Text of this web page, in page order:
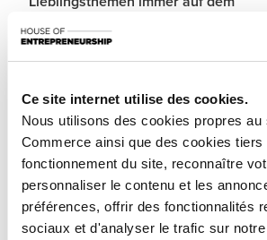
Ce site internet utilise des cookies.
Nous utilisons des cookies propres au
Commerce ainsi que des cookies tiers
fonctionnement du site, reconnaître
personnaliser le contenu et les
préférences, offrir des fonctionnalités
sociaux et d'analyser le trafic sur
Laufenden.
Les établissements hôteliers au
désormais d’un délai
de l’aide étatique à la
hébergement, dont la date limite de
prorogée au31 décembre 2025.